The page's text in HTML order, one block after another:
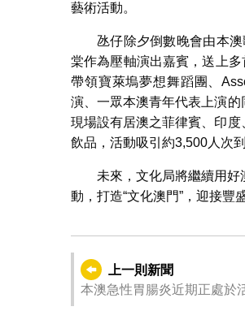
藝術活動。
氹仔除夕倒數晚會由本
棠作為壓軸演出嘉賓，送上
帶領寶萊塢夢想舞蹈團、
演、一眾本澳青年代表上演的
現場設有居澳之菲律賓、印
飲品，活動吸引約3,500人次
未來，文化局將繼續用
動，打造“文化澳門”，迎接豐
上一則新聞
本澳急性胃腸炎近期正處